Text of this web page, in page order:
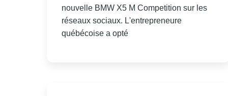
nouvelle BMW X5 M Competition sur les
réseaux sociaux. L'entrepreneure
québécoise a opté